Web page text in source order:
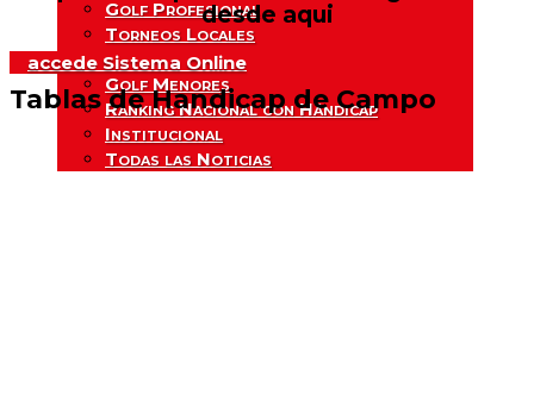
Golf Profesional
Torneos Locales
Golf Femenino
Golf Menores
Ranking Nacional con Hándicap
Institucional
Todas las Noticias
desde aqui
accede Sistema Online
Tablas de Handicap de Campo